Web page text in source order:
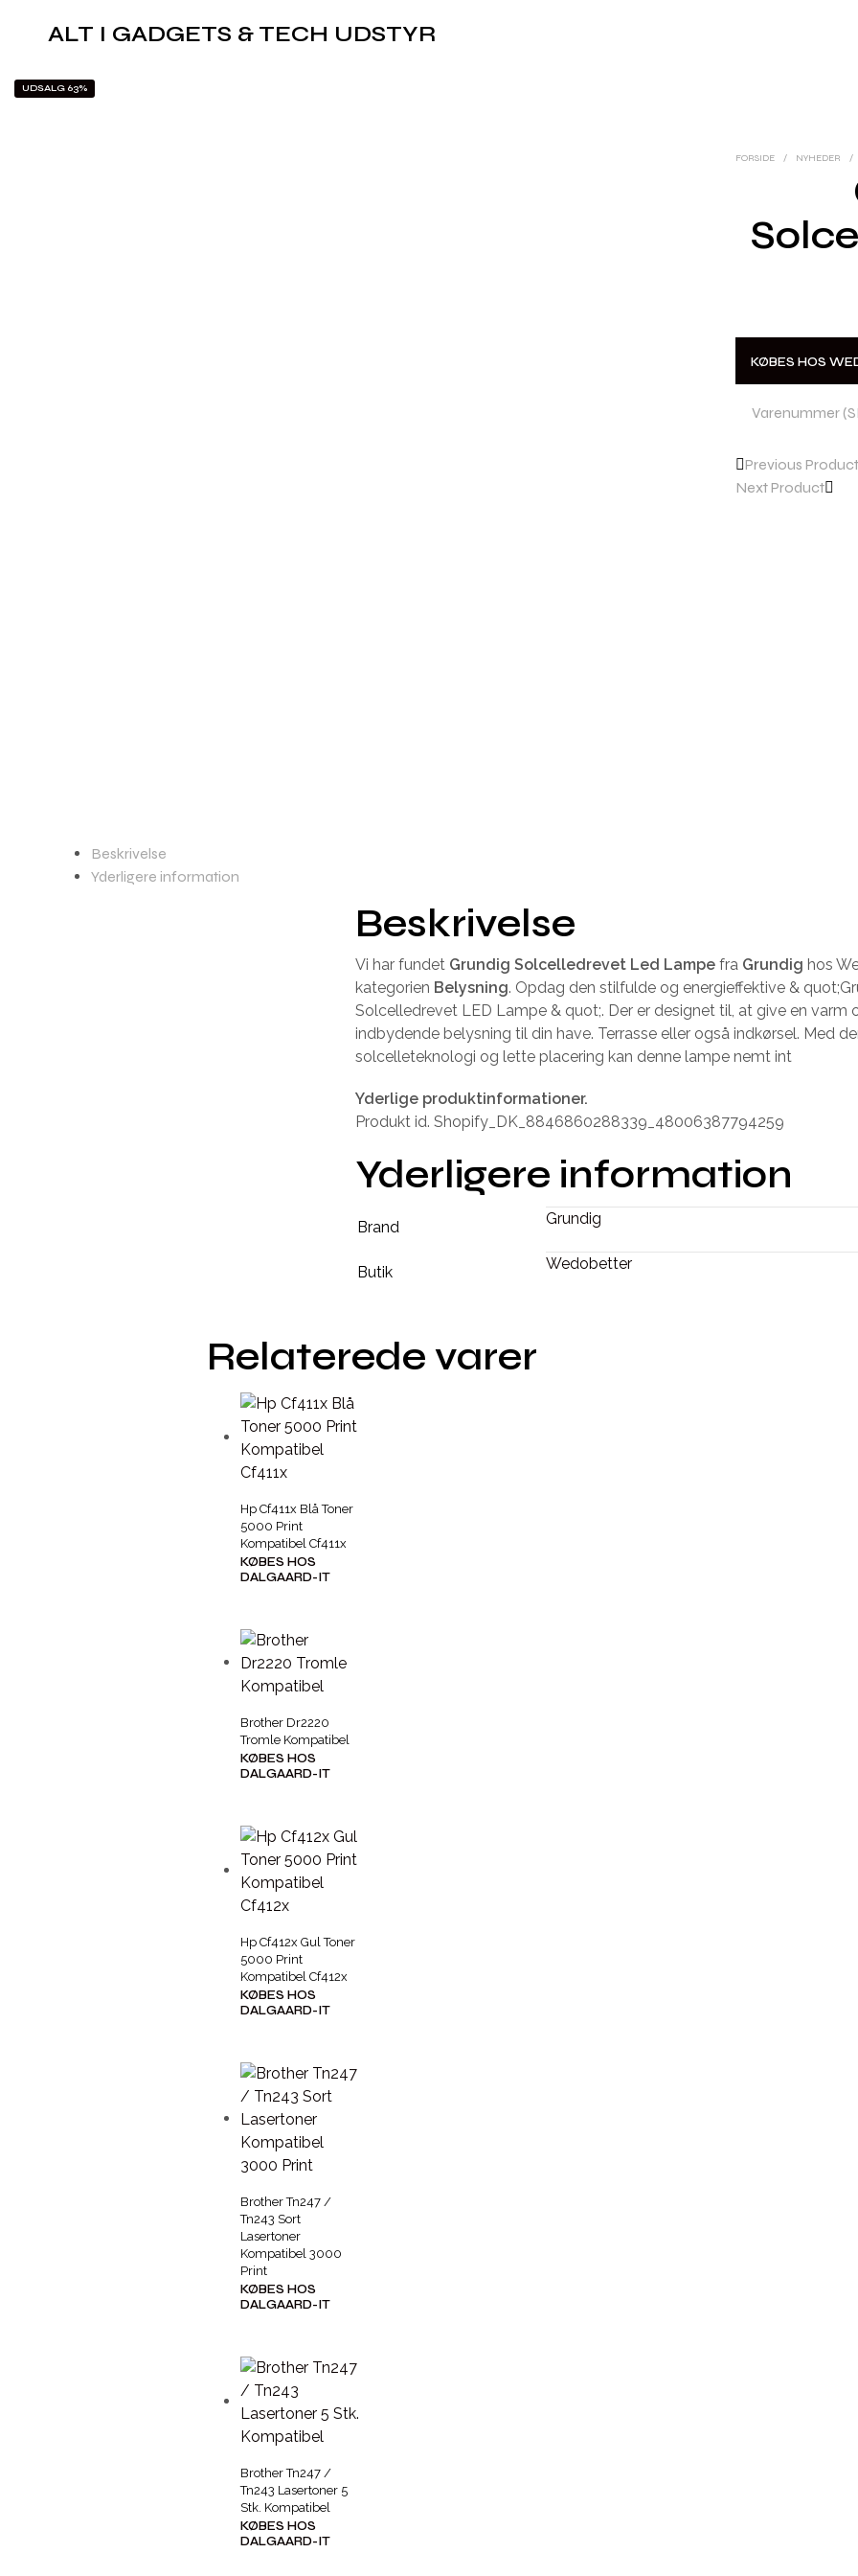
ALT I GADGETS & TECH UDSTYR
UDSALG 63%
FORSIDE / NYHEDER /
KØBES HOS
Varenummer
Previous Product
Next Product
Beskrivelse
Yderligere information
Beskrivelse
Vi har fundet Grundig Solcelledrevet Led Lampe fra Grundig hos
kategorien Belysning. Opdag den stilfulde og energieffektive &
Solcelledrevet LED Lampe & quot;. Der er designet til, at give en varm
indbydende belysning til din have. Terrasse eller også indkørsel. Med
solcelleteknologi og lette placering kan denne lampe nemt int
Yderlige produktinformationer.
Produkt id. Shopify_DK_8846860288339_48006387794259
Yderligere information
Brand Grundig
Butik Wedobetter
Relaterede varer
Hp Cf411x Blå Toner
5000 Print
Kompatibel Cf411x
KØBES HOS
DALGAARD-IT
Brother Dr2220
Tromle Kompatibel
KØBES HOS
DALGAARD-IT
Hp Cf412x Gul Toner
5000 Print
Kompatibel Cf412x
KØBES HOS
DALGAARD-IT
Brother Tn247 /
Tn243 Sort
Lasertoner
Kompatibel 3000
Print
KØBES HOS
DALGAARD-IT
Brother Tn247 /
Tn243 Lasertoner 5
Stk. Kompatibel
KØBES HOS
DALGAARD-IT